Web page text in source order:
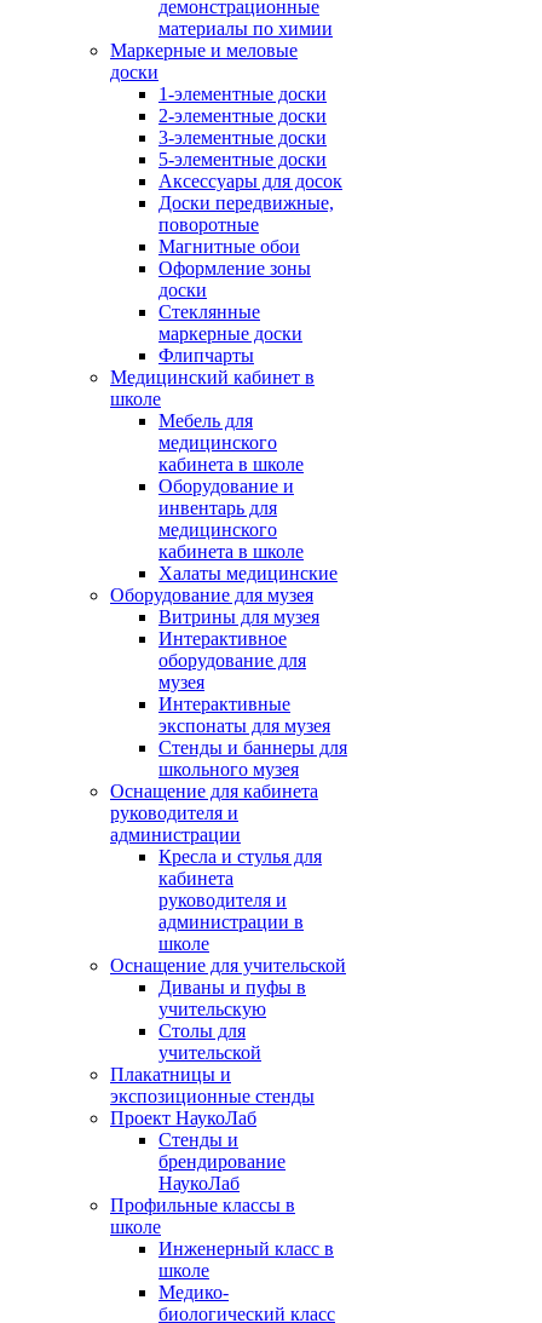
демонстрационные
материалы по химии
Маркерные и меловые
доски
1-элементные доски
2-элементные доски
3-элементные доски
5-элементные доски
Аксессуары для досок
Доски передвижные,
поворотные
Магнитные обои
Оформление зоны
доски
Стеклянные
маркерные доски
Флипчарты
Медицинский кабинет в
школе
Мебель для
медицинского
кабинета в школе
Оборудование и
инвентарь для
медицинского
кабинета в школе
Халаты медицинские
Оборудование для музея
Витрины для музея
Интерактивное
оборудование для
музея
Интерактивные
экспонаты для музея
Стенды и баннеры для
школьного музея
Оснащение для кабинета
руководителя и
администрации
Кресла и стулья для
кабинета
руководителя и
администрации в
школе
Оснащение для учительской
Диваны и пуфы в
учительскую
Столы для
учительской
Плакатницы и
экспозиционные стенды
Проект НаукоЛаб
Стенды и
брендирование
НаукоЛаб
Профильные классы в
школе
Инженерный класс в
школе
Медико-
биологический класс